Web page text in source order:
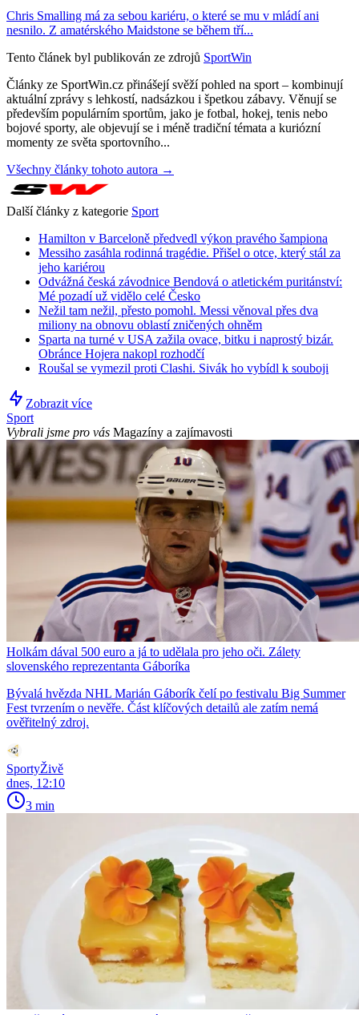
Chris Smalling má za sebou kariéru, o které se mu v mládí ani
nesnilo. Z amatérského Maidstone se během tří...
Tento článek byl publikován ze zdrojů SportWin
Články ze SportWin.cz přinášejí svěží pohled na sport – kombinují
aktuální zprávy s lehkostí, nadsázkou i špetkou zábavy. Věnují se
především populárním sportům, jako je fotbal, hokej, tenis nebo
bojové sporty, ale objevují se i méně tradiční témata a kuriózní
momenty ze světa sportovního...
Všechny články tohoto autora →
Další články z kategorie Sport
Hamilton v Barceloně předvedl výkon pravého šampiona
Messiho zasáhla rodinná tragédie. Přišel o otce, který stál za
jeho kariérou
Odvážná česká závodnice Bendová o atletickém puritánství:
Mé pozadí už vidělo celé Česko
Nežil tam nežil, přesto pomohl. Messi věnoval přes dva
miliony na obnovu oblastí zničených ohněm
Sparta na turné v USA zažila ovace, bitku i naprostý bizár.
Obránce Hojera nakopl rozhodčí
Roušal se vymezil proti Clashi. Sivák ho vybídl k souboji
Zobrazit více
Sport
Vybrali jsme pro vás Magazíny a zajímavosti
Holkám dával 500 euro a já to udělala pro jeho oči. Zálety
slovenského reprezentanta Gáboríka
Bývalá hvězda NHL Marián Gáborík čelí po festivalu Big Summer
Fest tvrzením o nevěře. Část klíčových detailů ale zatím nemá
ověřitelný zdroj.
SportyŽivě
dnes, 12:10
3 min